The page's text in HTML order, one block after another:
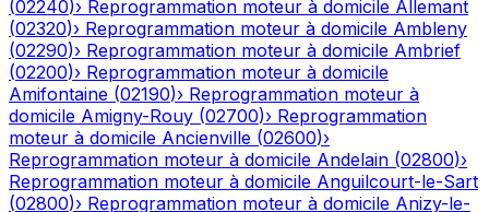
(02240)› Reprogrammation moteur à domicile Allemant
(02320)› Reprogrammation moteur à domicile Ambleny
(02290)› Reprogrammation moteur à domicile Ambrief
(02200)› Reprogrammation moteur à domicile
Amifontaine (02190)› Reprogrammation moteur à
domicile Amigny-Rouy (02700)› Reprogrammation
moteur à domicile Ancienville (02600)›
Reprogrammation moteur à domicile Andelain (02800)›
Reprogrammation moteur à domicile Anguilcourt-le-Sart
(02800)› Reprogrammation moteur à domicile Anizy-le-